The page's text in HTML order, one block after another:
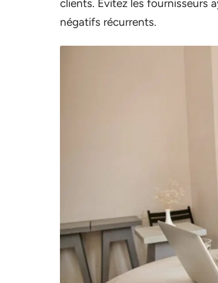
clients. Évitez les fournisseurs
négatifs récurrents.